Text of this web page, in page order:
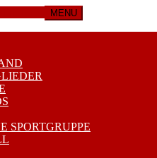
MENU
SPORTGRUPPE